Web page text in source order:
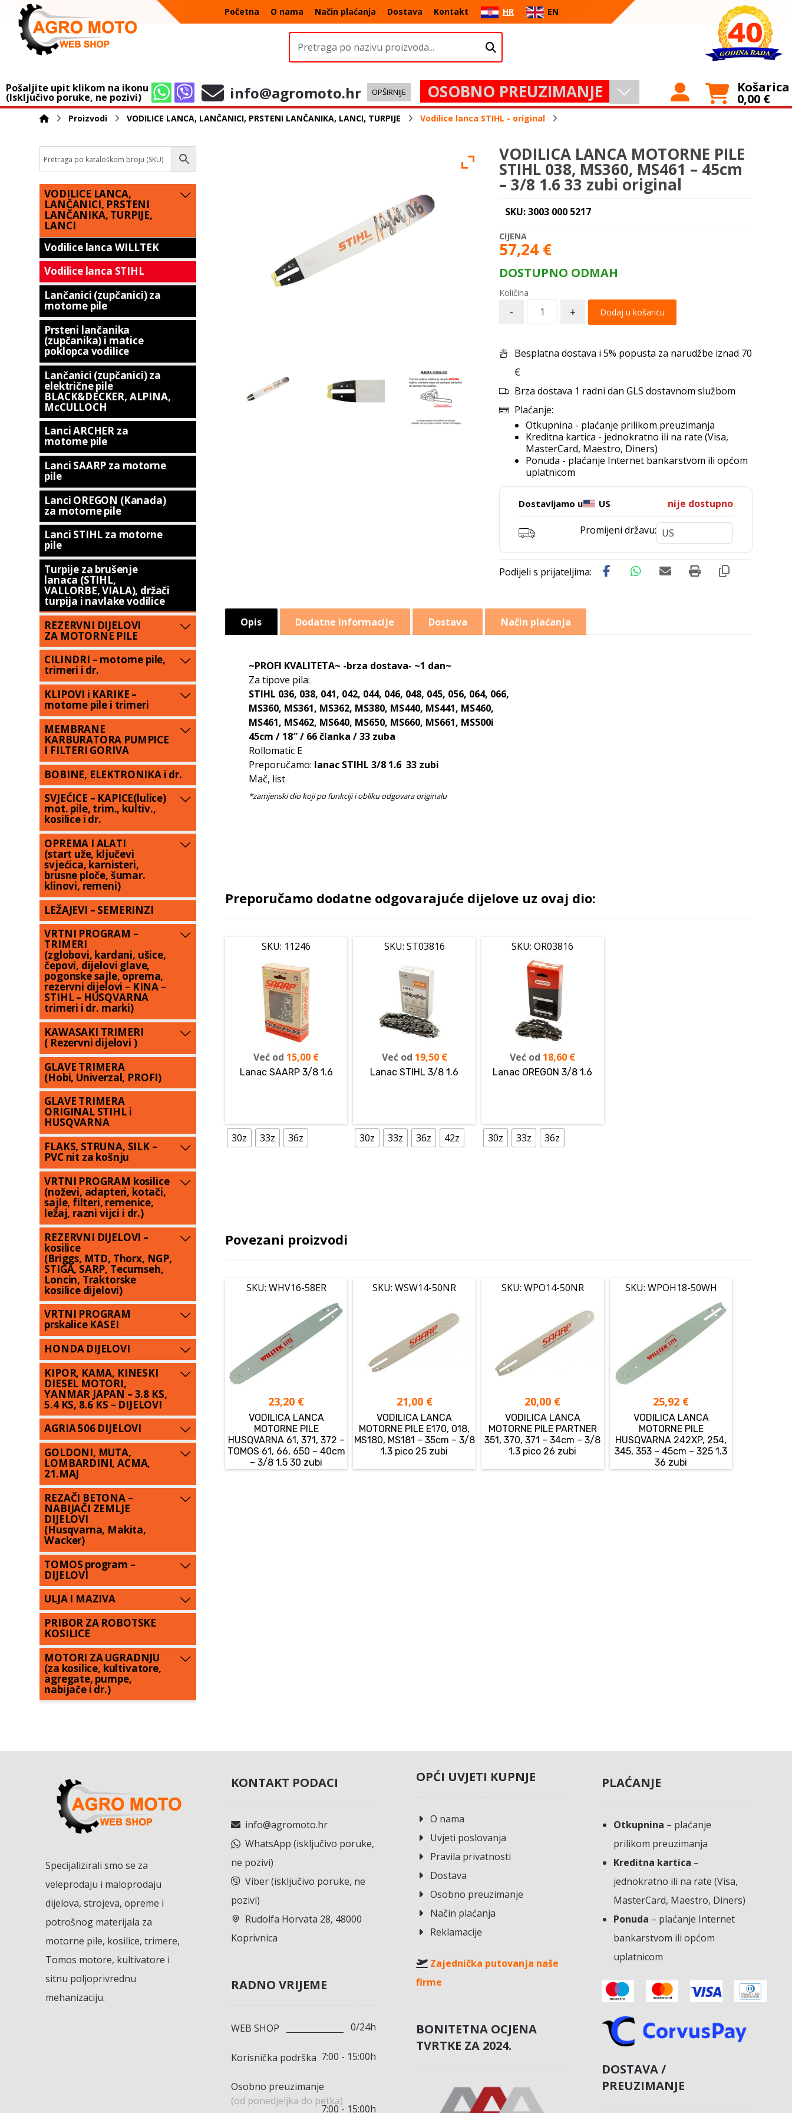
Početna O nama Način plaćanja Dostava Kontakt HR EN
Pošaljite upit klikom na ikonu
(Isključivo poruke, ne pozivi) info@agromoto.hr OPŠIRNIJE OSOBNO PREUZIMANJE Košarica
0,00 €
Proizvodi VODILICE LANCA, LANČANICI, PRSTENI LANČANIKA, LANCI, TURPIJE Vodilice lanca STIHL - original
VODILICA LANCA MOTORNE PILE
STIHL 038, MS360, MS461 – 45cm
– 3/8 1.6 33 zubi original
SKU: 3003 000 5217
57,24 €
DOSTUPNO ODMAH
- + Dodaj u košaricu
Besplatna dostava i 5% popusta za narudžbe iznad 70
€
Brza dostava 1 radni dan GLS dostavnom službom
Plaćanje:
Otkupnina - plaćanje prilikom preuzimanja
Kreditna kartica - jednokratno ili na rate (Visa,
MasterCard, Maestro, Diners)
Ponuda - plaćanje Internet bankarstvom ili općom
uplatnicom
Dostavljamo u US nije dostupno
Promijeni državu:
Opis Dodatne informacije Dostava Način plaćanja
~PROFI KVALITETA~ -brza dostava- ~1 dan~
Za tipove pila:
STIHL 036, 038, 041, 042, 044, 046, 048, 045, 056, 064, 066,
MS360, MS361, MS362, MS380, MS440, MS441, MS460,
MS461, MS462, MS640, MS650, MS660, MS661, MS500i
45cm / 18″ / 66 članka / 33 zuba
Rollomatic E
Preporučamo: lanac STIHL 3/8 1.6 33 zubi
Mač, list
Preporučamo dodatne odgovarajuće dijelove uz ovaj dio:
SKU: 11246
Već od 15,00 €
Lanac SAARP 3/8 1.6
30z 33z 36z
SKU: ST03816
Već od 19,50 €
Lanac STIHL 3/8 1.6
30z 33z 36z 42z
SKU: OR03816
Već od 18,60 €
Lanac OREGON 3/8 1.6
30z 33z 36z
Povezani proizvodi
SKU: WHV16-58ER
23,20 €
VODILICA LANCA
MOTORNE PILE
HUSQVARNA 61, 371, 372 –
TOMOS 61, 66, 650 – 40cm
– 3/8 1.5 30 zubi
SKU: WSW14-50NR
21,00 €
VODILICA LANCA
MOTORNE PILE E170, 018,
MS180, MS181 – 35cm – 3/8
1.3 pico 25 zubi
SKU: WPO14-50NR
20,00 €
VODILICA LANCA
MOTORNE PILE PARTNER
351, 370, 371 – 34cm – 3/8
1.3 pico 26 zubi
SKU: WPOH18-50WH
25,92 €
VODILICA LANCA
MOTORNE PILE
HUSQVARNA 242XP, 254,
345, 353 – 45cm – 325 1.3
36 zubi
VODILICE LANCA,
LANČANICI, PRSTENI
LANČANIKA, TURPIJE,
LANCI
Vodilice lanca WILLTEK
Vodilice lanca STIHL
Lančanici (zupčanici) za
motorne pile
Prsteni lančanika
(zupčanika) i matice
poklopca vodilice
Lančanici (zupčanici) za
električne pile
BLACK&DECKER, ALPINA,
McCULLOCH
Lanci ARCHER za
motorne pile
Lanci SAARP za motorne
pile
Lanci OREGON (Kanada)
za motorne pile
Lanci STIHL za motorne
pile
Turpije za brušenje
lanaca (STIHL,
VALLORBE, VIALA), držači
turpija i navlake vodilice
REZERVNI DIJELOVI
ZA MOTORNE PILE
CILINDRI – motorne pile,
trimeri i dr.
KLIPOVI i KARIKE –
motorne pile i trimeri
MEMBRANE
KARBURATORA PUMPICE
I FILTERI GORIVA
BOBINE, ELEKTRONIKA i dr.
SVJEĆICE – KAPICE(lulice)
mot. pile, trim., kultiv.,
kosilice i dr.
OPREMA I ALATI
(start uže, ključevi
svjećica, karnisteri,
brusne ploče, šumar.
klinovi, remeni)
LEŽAJEVI – SEMERINZI
VRTNI PROGRAM –
TRIMERI
(zglobovi, kardani, ušice,
čepovi, dijelovi glave,
pogonske sajle, oprema,
rezervni dijelovi – KINA –
STIHL – HUSQVARNA
trimeri i dr. marki)
KAWASAKI TRIMERI
( Rezervni dijelovi )
GLAVE TRIMERA
(Hobi, Univerzal, PROFI)
GLAVE TRIMERA
ORIGINAL STIHL i
HUSQVARNA
FLAKS, STRUNA, SILK –
PVC nit za košnju
VRTNI PROGRAM kosilice
(noževi, adapteri, kotači,
sajle, filteri, remenice,
ležaj, razni vijci i dr.)
REZERVNI DIJELOVI –
kosilice
(Briggs, MTD, Thorx, NGP,
STIGA, SARP, Tecumseh,
Loncin, Traktorske
kosilice dijelovi)
VRTNI PROGRAM
prskalice KASEI
HONDA DIJELOVI
KIPOR, KAMA, KINESKI
DIESEL MOTORI,
YANMAR JAPAN – 3.8 KS,
5.4 KS, 8.6 KS – DIJELOVI
AGRIA 506 DIJELOVI
GOLDONI, MUTA,
LOMBARDINI, ACMA,
21.MAJ
REZAČI BETONA –
NABIJAČI ZEMLJE
DIJELOVI
(Husqvarna, Makita,
Wacker)
TOMOS program –
DIJELOVI
ULJA I MAZIVA
PRIBOR ZA ROBOTSKE
KOSILICE
MOTORI ZA UGRADNJU
(za kosilice, kultivatore,
agregate, pumpe,
nabijače i dr.)
Specijalizirali smo se za
veleprodaju i maloprodaju
dijelova, strojeva, opreme i
potrošnog materijala za
motorne pile, kosilice, trimere,
Tomos motore, kultivatore i
sitnu poljoprivrednu
mehanizaciju.
KONTAKT PODACI
info@agromoto.hr
WhatsApp (isključivo poruke,
ne pozivi)
Viber (isključivo poruke, ne
pozivi)
Rudolfa Horvata 28, 48000
Koprivnica
RADNO VRIJEME
WEB SHOP 0/24h
Korisnička podrška 7:00 - 15:00h
Osobno preuzimanje
(od ponedjeljka do petka)
7:00 - 15:00h
OPĆI UVJETI KUPNJE
O nama
Uvjeti poslovanja
Pravila privatnosti
Dostava
Osobno preuzimanje
Način plaćanja
Reklamacije
Zajednička putovanja naše
firme
BONITETNA OCJENA
TVRTKE ZA 2024.
PLAĆANJE
Otkupnina – plaćanje
prilikom preuzimanja
Kreditna kartica –
jednokratno ili na rate (Visa,
MasterCard, Maestro, Diners)
Ponuda – plaćanje Internet
bankarstvom ili općom
uplatnicom
DOSTAVA /
PREUZIMANJE